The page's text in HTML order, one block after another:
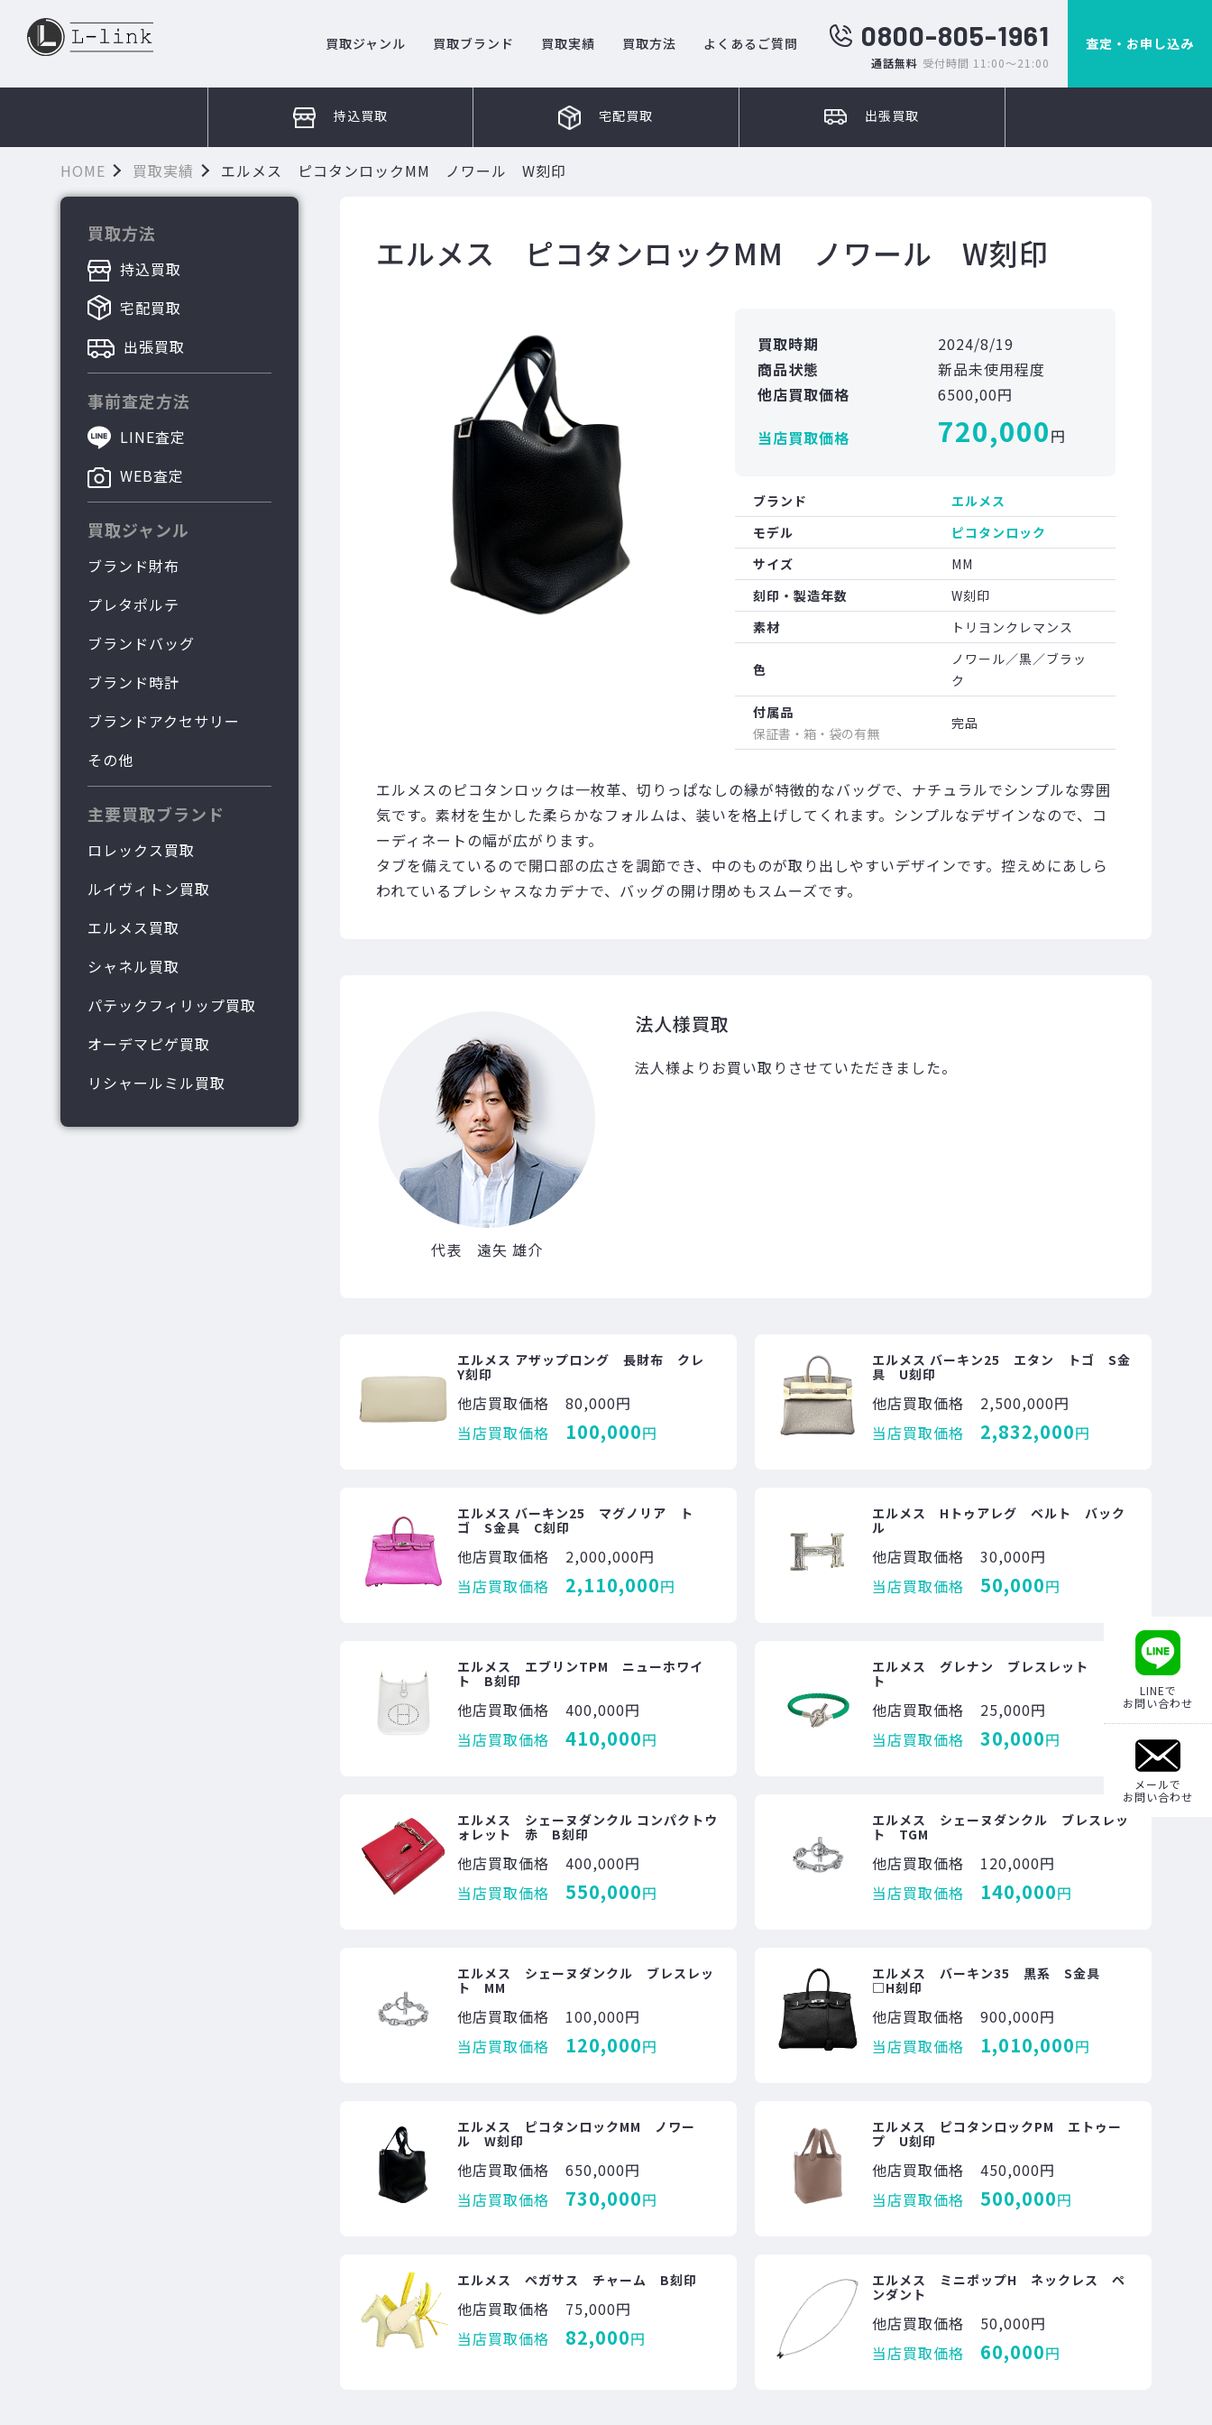
買取ジャンル 買取ブランド 買取実績 買取方法 よくあるご質問 0800-805-1961
通話無料 受付時間 11:00～21:00
査定・お申し込み
持込買取 宅配買取 出張買取
HOME 買取実績 エルメス ピコタンロックMM ノワール W刻印
買取方法
持込買取
宅配買取
出張買取
事前査定方法
LINE査定
WEB査定
買取ジャンル
ブランド財布
プレタポルテ
ブランドバッグ
ブランド時計
ブランドアクセサリー
その他
主要買取ブランド
ロレックス買取
ルイヴィトン買取
エルメス買取
シャネル買取
パテックフィリップ買取
オーデマピゲ買取
リシャールミル買取
エルメス ピコタンロックMM ノワール W刻印
買取時期
2024/8/19
商品状態
新品未使用程度
他店買取価格
6500,00円
当店買取価格
720,000円
ブランド
エルメス
モデル
ピコタンロック
サイズ
MM
刻印・製造年数
W刻印
素材
トリヨンクレマンス
色
ノワール／黒／ブラッ
ク
付属品
保証書・箱・袋の有無
完品
エルメスのピコタンロックは一枚革、切りっぱなしの縁が特徴的なバッグで、ナチュラルでシンプルな雰囲
気です。素材を生かした柔らかなフォルムは、装いを格上げしてくれます。シンプルなデザインなので、コ
ーディネートの幅が広がります。
タブを備えているので開口部の広さを調節でき、中のものが取り出しやすいデザインです。控えめにあしら
われているプレシャスなカデナで、バッグの開け閉めもスムーズです。
代表 遠矢 雄介
法人様買取
法人様よりお買い取りさせていただきました。
エルメス アザップロング 長財布 クレ
Y刻印
他店買取価格
80,000円
当店買取価格
100,000円
エルメス バーキン25 エタン トゴ S金
具 U刻印
他店買取価格
2,500,000円
当店買取価格
2,832,000円
エルメス バーキン25 マグノリア ト
ゴ S金具 C刻印
他店買取価格
2,000,000円
当店買取価格
2,110,000円
エルメス Hトゥアレグ ベルト バック
ル
他店買取価格
30,000円
当店買取価格
50,000円
エルメス エブリンTPM ニューホワイ
ト B刻印
他店買取価格
400,000円
当店買取価格
410,000円
エルメス グレナン ブレスレット ミン
ト
他店買取価格
25,000円
当店買取価格
30,000円
エルメス シェーヌダンクル コンパクトウ
ォレット 赤 B刻印
他店買取価格
400,000円
当店買取価格
550,000円
エルメス シェーヌダンクル ブレスレッ
ト TGM
他店買取価格
120,000円
当店買取価格
140,000円
エルメス シェーヌダンクル ブレスレッ
ト MM
他店買取価格
100,000円
当店買取価格
120,000円
エルメス バーキン35 黒系 S金具
□H刻印
他店買取価格
900,000円
当店買取価格
1,010,000円
エルメス ピコタンロックMM ノワー
ル W刻印
他店買取価格
650,000円
当店買取価格
730,000円
エルメス ピコタンロックPM エトゥー
プ U刻印
他店買取価格
450,000円
当店買取価格
500,000円
エルメス ペガサス チャーム B刻印
他店買取価格
75,000円
当店買取価格
82,000円
エルメス ミニポップH ネックレス ペ
ンダント
他店買取価格
50,000円
当店買取価格
60,000円
LINEで
お問い合わせ
メールで
お問い合わせ